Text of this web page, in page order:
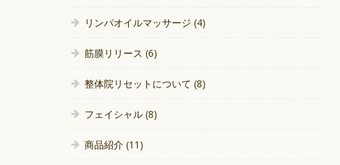
リンパオイルマッサージ (4)
筋膜リリース (6)
整体院リセットについて (8)
フェイシャル (8)
商品紹介 (11)